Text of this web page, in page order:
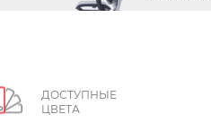
ДОСТУПНЫЕ
ЦВЕТА